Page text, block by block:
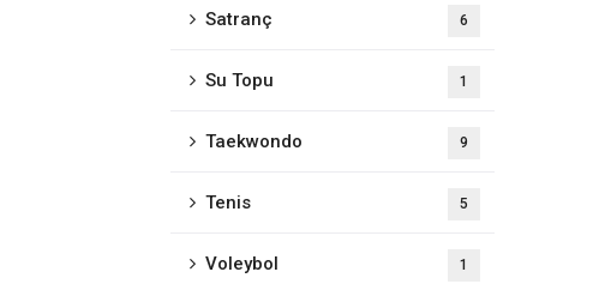
Satranç 6
Su Topu 1
Taekwondo 9
Tenis 5
Voleybol 1
Galeri
S.S.S